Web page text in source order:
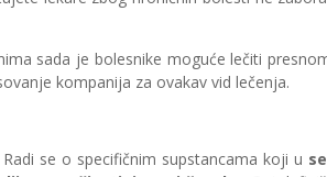
sada je bolesnike moguće lečiti
kompanija za ovakav vid lečenja.
se o specifičnim supstancama koji u